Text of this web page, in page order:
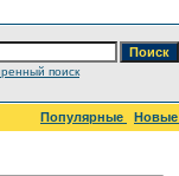
поиск
Популярные
Новые